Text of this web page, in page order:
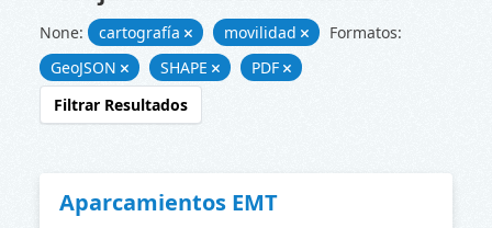
None: cartografía movilidad
Formatos:
GeoJSON
SHAPE
PDF
Filtrar Resultados
Aparcamientos EMT